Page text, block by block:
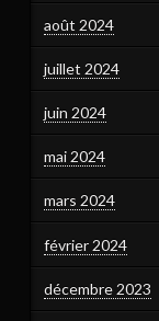
août 2024
juillet 2024
juin 2024
mai 2024
mars 2024
février 2024
décembre 2023